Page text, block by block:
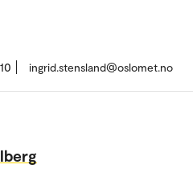
ingrid.stensland@oslomet.no